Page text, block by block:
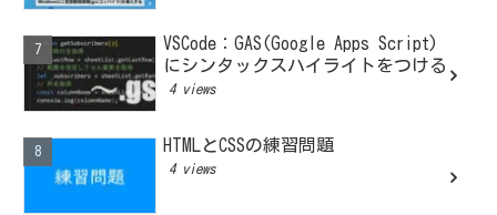
VSCode：GAS(Google Apps Script)
にシンタックスハイライトをつける
4 views
HTMLとCSSの練習問題
4 views